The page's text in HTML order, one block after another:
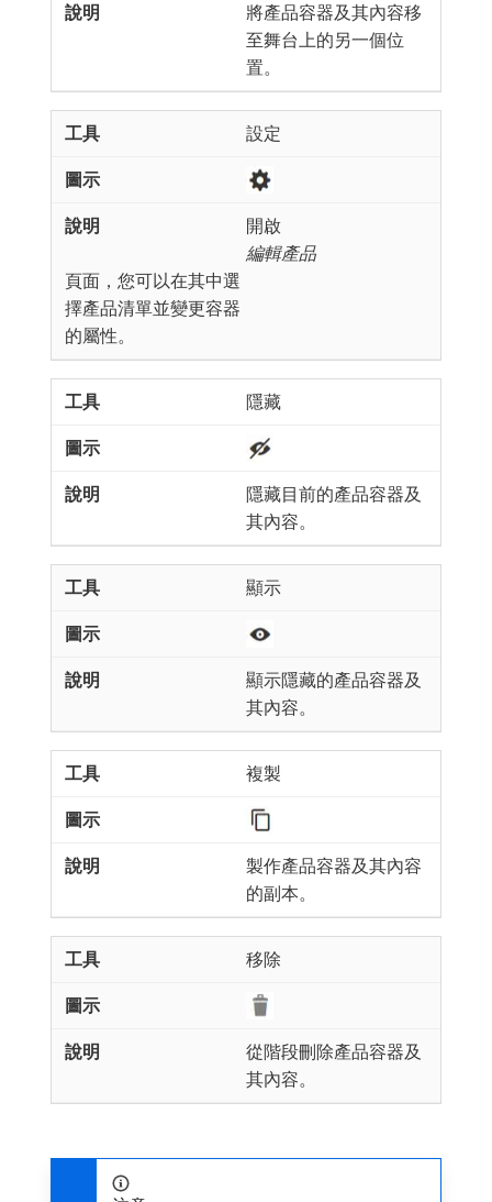
將產品容器及其內容移
至舞台上的另一個位
置。
設定
開啟​
編輯產品
​頁面，您可以在其中選
擇產品清單並變更容器
的屬性。
隱藏
隱藏目前的產品容器及
其內容。
顯示
顯示隱藏的產品容器及
其內容。
複製
製作產品容器及其內容
的副本。
移除
從階段刪除產品容器及
其內容。